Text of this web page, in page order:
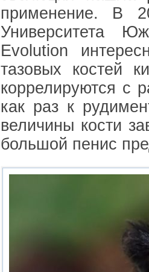
применение. В
Университета
Evolution
тазовых костей
коррелируются с
как раз к
величины кости
большой пенис